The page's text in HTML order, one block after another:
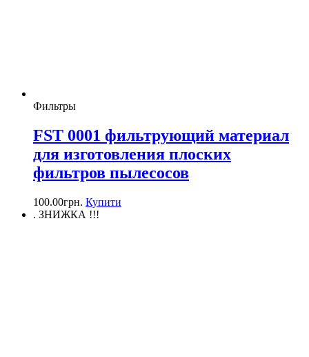
Фильтры
FSТ 0001 фильтрующий материал
для изготовления плоских
фильтров пылесосов
100.00грн. Купити
. ЗНИЖКА !!!